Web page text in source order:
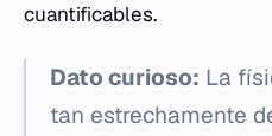
cuantificables.
Dato curioso: La
tan estrechamente